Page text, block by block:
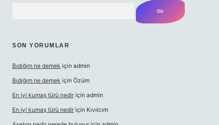
SON YORUMLAR
Bıdığım ne demek için admin
Bıdığım ne demek için Özüm
En iyi kumaş türü nedir için admin
En iyi kumaş türü nedir için Kıvılcım